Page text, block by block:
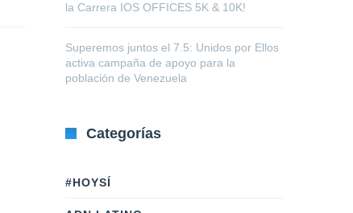
la Carrera IOS OFFICES 5K & 10K!
Superemos juntos el 7.5: Unidos por Ellos
activa campaña de apoyo para la
población de Venezuela
Categorías
#HOYSÍ